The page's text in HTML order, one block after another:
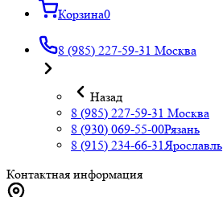
Корзина0
8 (985) 227-59-31 Москва
Назад
8 (985) 227-59-31 Москва
8 (930) 069-55-00Рязань
8 (915) 234-66-31Ярославль
Контактная информация